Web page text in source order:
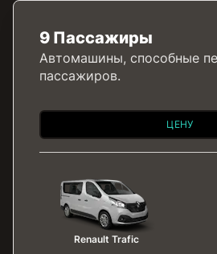
9 Пассажиры
Автомашины, способные
пассажиров.
ЦЕНУ
Renault Trafic